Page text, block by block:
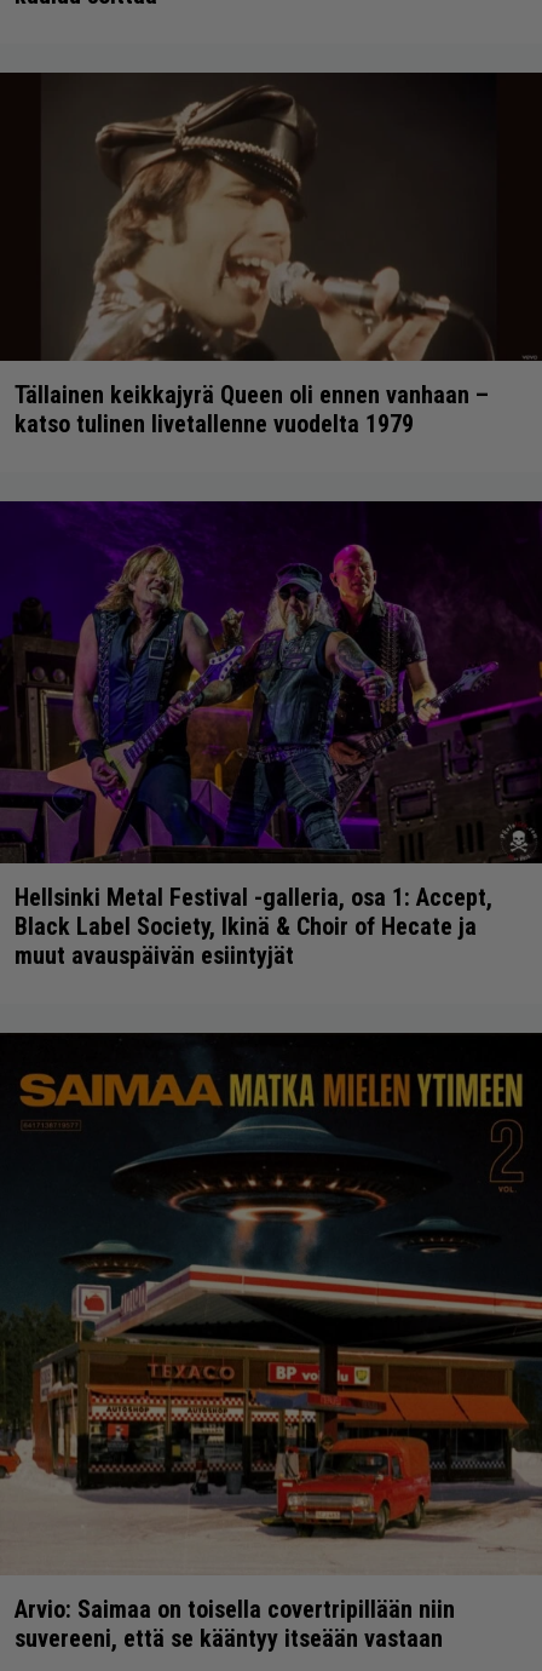
Tällainen keikkajyrä Queen oli ennen vanhaan –
katso tulinen livetallenne vuodelta 1979
Hellsinki Metal Festival -galleria, osa 1: Accept,
Black Label Society, Ikinä & Choir of Hecate ja
muut avauspäivän esiintyjät
Arvio: Saimaa on toisella covertripillään niin
suvereeni, että se kääntyy itseään vastaan